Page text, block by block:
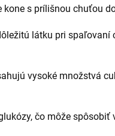
kone s prílišnou chuťou
látku pri spaľovaní
vysoké množstvá
čo môže spôsobiť